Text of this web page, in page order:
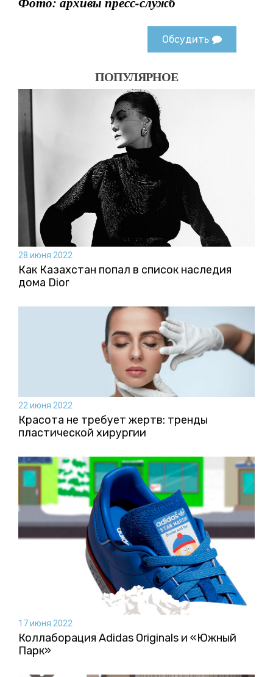
Обсудить
ПОПУЛЯРНОЕ
28 июня 2022
Как Казахстан попал в список наследия
дома Dior
22 июня 2022
Красота не требует жертв: тренды
пластической хирургии
17 июня 2022
Коллаборация Аdidas Originals и «Южный
Парк»